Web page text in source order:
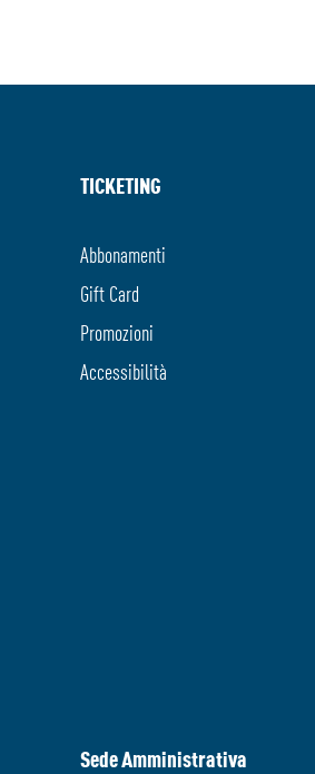
TICKETING
Abbonamenti
Gift Card
Promozioni
Accessibilità
Sede Amministrativa